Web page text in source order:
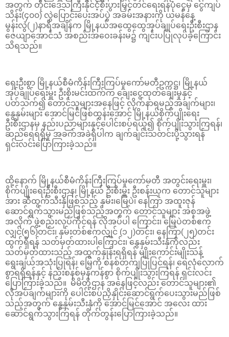
အတွက် တိုင်းဒေသကြီးနိုင်ငံ့စီးပွားမြှင့်တင်ရေးရန်ပုံငွေမှ ငွေကျပ်
သိန်း(၄၀၀) လွှဲပြောင်းပေးအပ်ပွဲ အခမ်းအနားကို ယမန်နေ့
မွန်းလွဲ(၂)နာရီအချိန်က မြို့နယ်အထွေထွေအုပ်ချုပ်ရေးဦးစီးဌာန
ဇေယျာအောင်သံ အစည်းအဝေးခန်းမ၌ ကျင်းပပြုလုပ်ခဲ့ကြောင်း
သိရသည်။
ရှေးဦးစွာ မြို့နယ်စီမံကိန်းကြီးကြပ်မှုကော်မတီဥက္ကဋ္ဌ၊ မြို့နယ်
အုပ်ချုပ်ရေးမှူး ဦးစိုးမင်းထက်က ချေးငွေထုတ်ချေးမှုနှင့်
ပတ်သက်၍ တောင်သူများအနေဖြင့် လိုက်နာရမည့်အချက်များ၊
နွေနှမ်းများ အောင်မြင်ဖြစ်ထွန်းအောင် မြို့နယ်စိုက်ပျိုးရေး
ဦးစီးဌာနမှ နည်းပညာများနှင့်ပေါင်းစပ်ရယူ၍ စိုက်ပျိုးသွားကြရန်၊
ဆည်ရေရရှိမှု အခက်အခဲရှိပါက ချက်ချင်းသတင်းပို့သွားရန်
ရှင်းလင်းပြောကြားခဲ့သည်။
ထို့နောက် မြို့နယ်စီမံကိန်းကြီးကြပ်မှုကော်မတီ အတွင်းရေးမှူး၊
စိုက်ပျိုးရေးဦးစီးဌာန၊ မြို့နယ် ဦးစီးမှူး ဦးစန်းယုက တောင်သူများ
အား ဆီထွက်သီးနှံဖြစ်သည့် နှမ်း၊မြေပဲ၊ နေကြာ အထူးဇုန်
ဆောင်ရွက်သွားမည်ဖြစ်သည့်အတွက် တောင်သူများ အစုအဖွဲ့
အလိုက် ဖွဲ့စည်းလုပ်ကိုင်ရန် လိုအပ်ပါ ကြောင်း၊ မြေပဲတစ်ဧက
လျှင်(၅၆)တင်း၊ နှမ်းတစ်ဧကလျှင် (၁၂)တင်း၊ နေကြာ(၂၅)တင်း
ထွက်ရှိရန် သတ်မှတ်ထားပါကြောင်း၊ နွေနှမ်းသီးနှံကိုလည်း
သတ်မှတ်ထားသည့် အထွက်နှုန်းရရှိရန် မျိုးကောင်းမျိုးသန့်
ရွေးချယ်အသုံးပြုရန်၊ မြေကို စနစ်တကျပြုပြင်ရန်၊ ရေလုံလောက်
စွာရရှိရန်နှင့် နည်းစနစ်မှန်ကန်စွာ စိုက်ပျိုးသွားကြရန် ရှင်းလင်း
ပြောကြားခဲ့သည်။ မိမိတို့ဌာန အနေဖြင့်လည်း တောင်သူများ၏
လိုအပ်ချက်များကို ပေါင်းစပ်ညှိနှိုင်းဆောင်ရွက်ပေးသွားမည်ဖြစ်
သည့်အတွက် နွေနှမ်းသီးနှံကို အောင်မြင်အောင် အလေး ထား
ဆောင်ရွက်သွားကြရန် တိုက်တွန်းပြောကြားခဲ့သည်။